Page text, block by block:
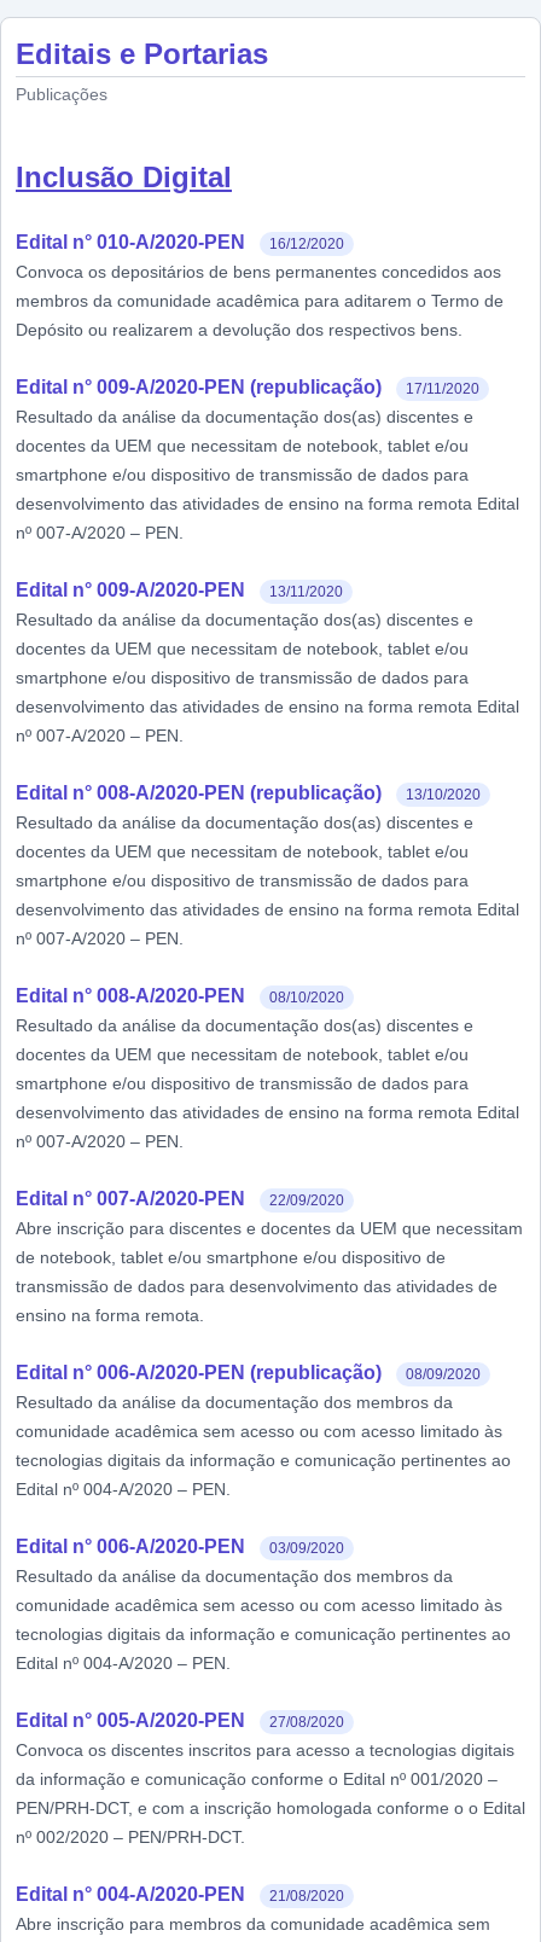
Editais e Portarias
Publicações
Inclusão Digital
Edital n° 010-A/2020-PEN 16/12/2020
Convoca os depositários de bens permanentes concedidos aos
membros da comunidade acadêmica para aditarem o Termo de
Depósito ou realizarem a devolução dos respectivos bens.
Edital n° 009-A/2020-PEN (republicação) 17/11/2020
Resultado da análise da documentação dos(as) discentes e
docentes da UEM que necessitam de notebook, tablet e/ou
smartphone e/ou dispositivo de transmissão de dados para
desenvolvimento das atividades de ensino na forma remota Edital
nº 007-A/2020 – PEN.
Edital n° 009-A/2020-PEN 13/11/2020
Resultado da análise da documentação dos(as) discentes e
docentes da UEM que necessitam de notebook, tablet e/ou
smartphone e/ou dispositivo de transmissão de dados para
desenvolvimento das atividades de ensino na forma remota Edital
nº 007-A/2020 – PEN.
Edital n° 008-A/2020-PEN (republicação) 13/10/2020
Resultado da análise da documentação dos(as) discentes e
docentes da UEM que necessitam de notebook, tablet e/ou
smartphone e/ou dispositivo de transmissão de dados para
desenvolvimento das atividades de ensino na forma remota Edital
nº 007-A/2020 – PEN.
Edital n° 008-A/2020-PEN 08/10/2020
Resultado da análise da documentação dos(as) discentes e
docentes da UEM que necessitam de notebook, tablet e/ou
smartphone e/ou dispositivo de transmissão de dados para
desenvolvimento das atividades de ensino na forma remota Edital
nº 007-A/2020 – PEN.
Edital n° 007-A/2020-PEN 22/09/2020
Abre inscrição para discentes e docentes da UEM que necessitam
de notebook, tablet e/ou smartphone e/ou dispositivo de
transmissão de dados para desenvolvimento das atividades de
ensino na forma remota.
Edital n° 006-A/2020-PEN (republicação) 08/09/2020
Resultado da análise da documentação dos membros da
comunidade acadêmica sem acesso ou com acesso limitado às
tecnologias digitais da informação e comunicação pertinentes ao
Edital nº 004-A/2020 – PEN.
Edital n° 006-A/2020-PEN 03/09/2020
Resultado da análise da documentação dos membros da
comunidade acadêmica sem acesso ou com acesso limitado às
tecnologias digitais da informação e comunicação pertinentes ao
Edital nº 004-A/2020 – PEN.
Edital n° 005-A/2020-PEN 27/08/2020
Convoca os discentes inscritos para acesso a tecnologias digitais
da informação e comunicação conforme o Edital nº 001/2020 –
PEN/PRH-DCT, e com a inscrição homologada conforme o o Edital
nº 002/2020 – PEN/PRH-DCT.
Edital n° 004-A/2020-PEN 21/08/2020
Abre inscrição para membros da comunidade acadêmica sem